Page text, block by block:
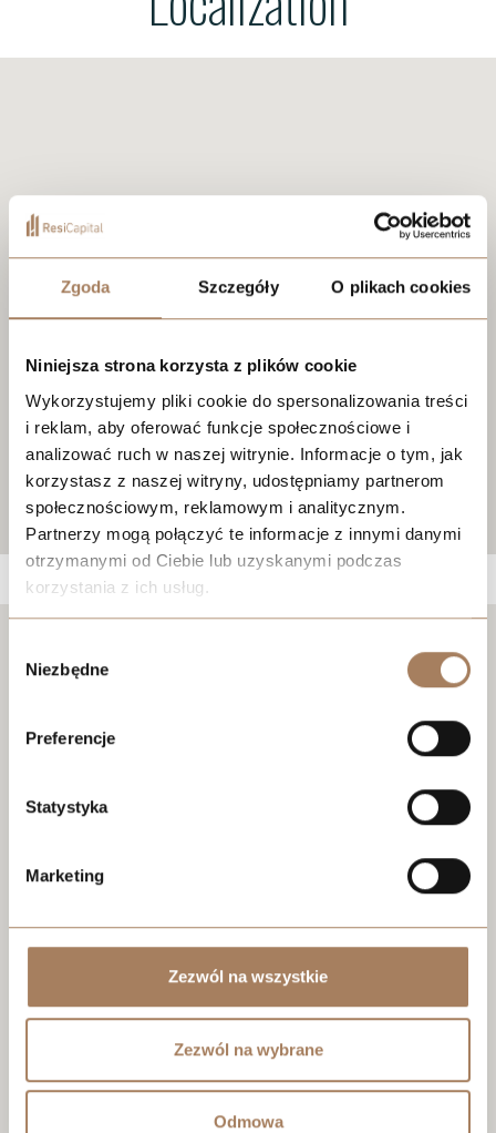
Zgoda Szczegóły O plikach cookies
Niniejsza strona korzysta z plików cookie
Wykorzystujemy pliki cookie do spersonalizowania treści
i reklam, aby oferować funkcje społecznościowe i
analizować ruch w naszej witrynie. Informacje o tym, jak
korzystasz z naszej witryny, udostępniamy partnerom
społecznościowym, reklamowym i analitycznym.
Partnerzy mogą połączyć te informacje z innymi danymi
otrzymanymi od Ciebie lub uzyskanymi podczas
korzystania z ich usług.
process your information.
zgody
Niezbędne
Preferencje
Statystyka
Marketing
Zezwól na wszystkie
Zezwól na wybrane
Odmowa
Negotiate the price